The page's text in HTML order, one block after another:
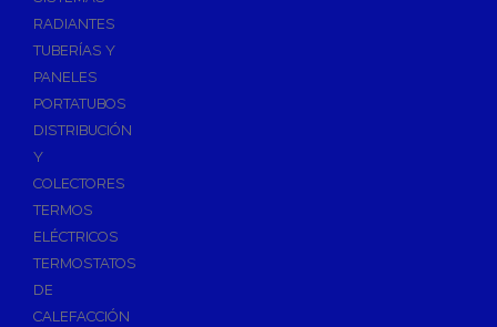
Ósmosis con Depósito
Recambios de Ósmosis
Grifería de Ósmosis
Regulación y Dosificación de Agua
RADIANTES
TUBERÍAS Y
PANELES
PORTATUBOS
DISTRIBUCIÓN
Y
COLECTORES
TERMOS
ELÉCTRICOS
TERMOSTATOS
DE
CALEFACCIÓN